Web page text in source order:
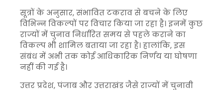
सूत्रों के अनुसार, संभावित टकराव से बचने के लिए
विभिन्न विकल्पों पर विचार किया जा रहा है। इनमें कुछ
राज्यों में चुनाव निर्धारित समय से पहले कराने का
विकल्प भी शामिल बताया जा रहा है। हालांकि, इस
संबंध में अभी तक कोई आधिकारिक निर्णय या घोषणा
नहीं की गई है।
उत्तर प्रदेश, पंजाब और उत्तराखंड जैसे राज्यों में चुनावी